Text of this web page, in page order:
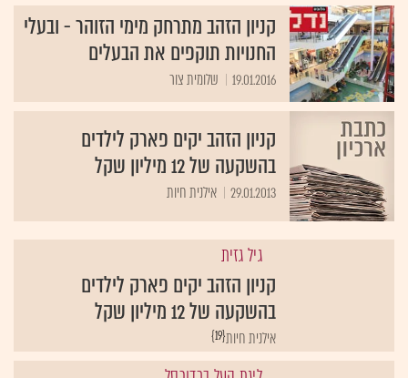
קניון הזהב מתרחק מימי הזוהר - ובעלי
החנויות תוקפים את הבעלים
19.01.2016 שלומית צור
קניון הזהב יקים פארק לילדים
בהשקעה של 12 מיליון שקל
29.01.2013 אילנית חיות
גיל גזית
קניון הזהב יקים פארק לילדים
בהשקעה של 12 מיליון שקל
{19}אילנית חיות